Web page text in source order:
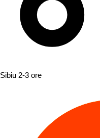
Sibiu 2-3 ore